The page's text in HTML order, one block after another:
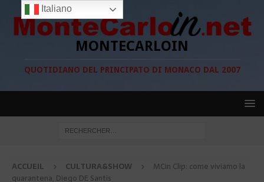
MONTECARLOIN
QUOTIDIANO DEL PRINCIPATO DI MONACO DAL 2007
ACCUEIL CULTURA&SHOW
MCin Clip: come viviamo la
quarantena, Diego DE Santis
Italiano